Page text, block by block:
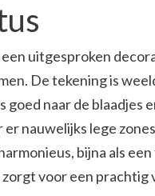
uitgesproken
De tekening is
goed naar de blaadjes
er nauwelijks lege
bijna als
voor een